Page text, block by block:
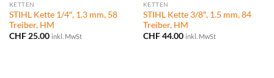
KETTEN
STIHL Kette 1/4″, 1.3 mm, 58
Treiber, HM
CHF25.00 inkl. MwSt
KETTEN
STIHL Kette 3/8″, 1.5 mm, 84
Treiber, HM
CHF44.00 inkl. MwSt